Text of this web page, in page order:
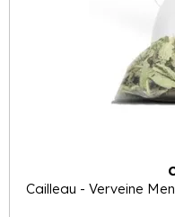
Cailleau - Verveine